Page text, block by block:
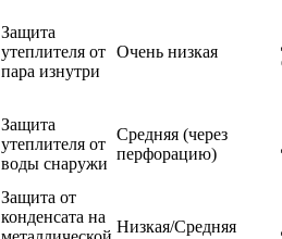
Защита
утеплителя от
пара изнутри
Очень низкая
Защита
утеплителя от
воды снаружи
Средняя (через
перфорацию)
Защита от
конденсата на
Низкая/Средняя